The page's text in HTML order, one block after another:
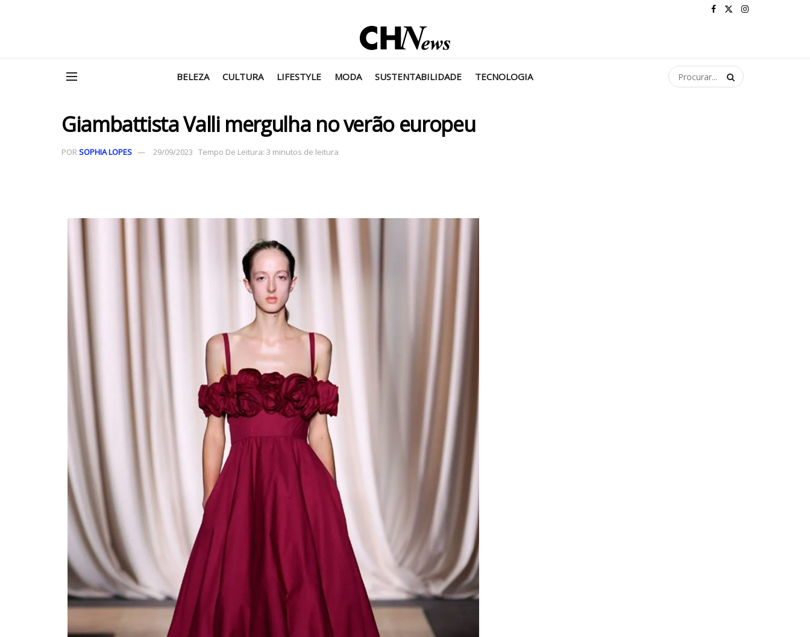
BELEZA CULTURA LIFESTYLE MODA SUSTENTABILIDADE TECNOLOGIA
Giambattista Valli mergulha no verão europeu
POR SOPHIA LOPES 29/09/2023 Tempo De Leitura: 3 minutos de leitura